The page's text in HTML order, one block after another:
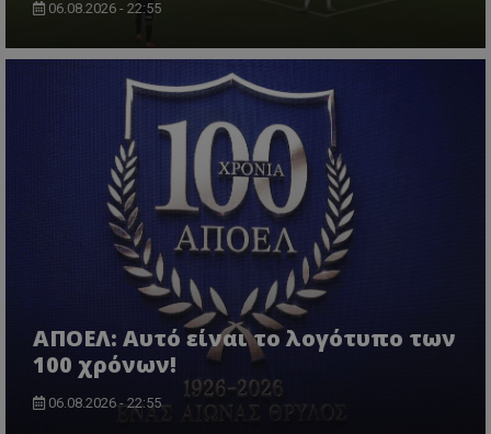
06.08.2026 - 22:55
ΑΠΟΕΛ: Αυτό είναι το λογότυπο των
100 χρόνων!
06.08.2026 - 22:55